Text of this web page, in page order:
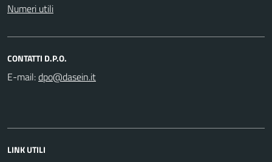
Numeri utili
CONTATTI D.P.O.
E-mail:
LINK UTILI